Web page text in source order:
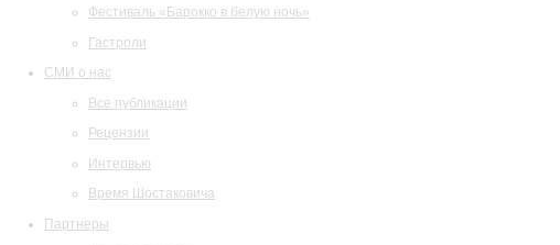
Фестиваль «Барокко в белую ночь»
Гастроли
СМИ о нас
Все публикации
Рецензии
Интервью
Время Шостаковича
Партнеры